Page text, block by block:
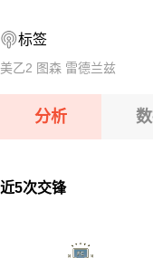
08-12 【亚冠
标签
美乙2 图森 雷德兰兹
分析
近5次交锋